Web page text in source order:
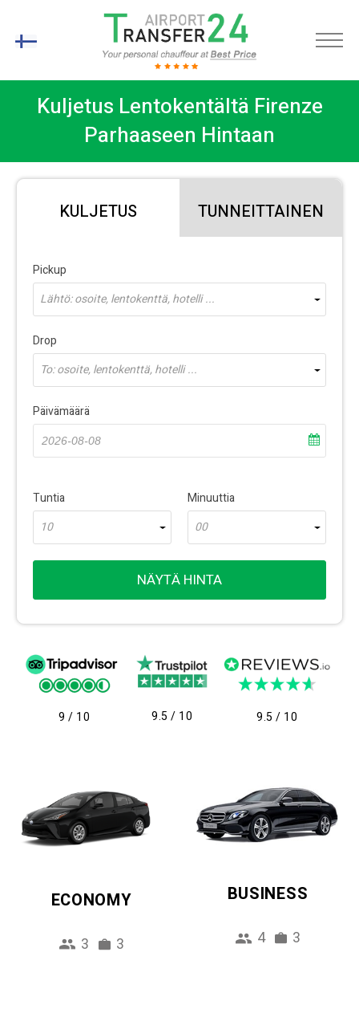
Kuljetus Lentokentältä Firenze
Parhaaseen Hintaan
KULJETUS TUNNEITTAINEN
Pickup
Lähtö: osoite, lentokenttä, hotelli ...
Drop
To: osoite, lentokenttä, hotelli ...
Päivämäärä
Tuntia
10
Minuuttia
00
NÄYTÄ HINTA
9 / 10 9.5 / 10 9.5 / 10
ECONOMY
3 3
BUSINESS
4 3